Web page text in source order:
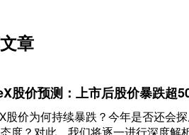
章
股价预测：上市后股价暴跌超
股价为何持续暴跌？今年是否还会
度？对此，我们将逐一进行深度解析